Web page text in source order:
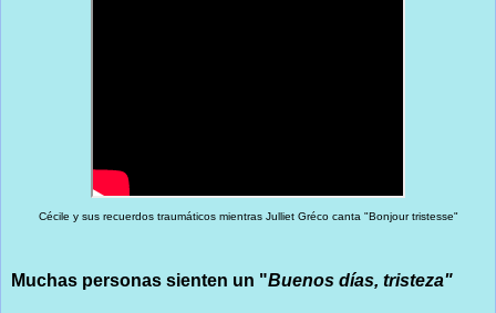
Cécile y sus recuerdos traumáticos mientras Julliet Gréco canta "Bonjour tristesse"
Muchas personas sienten un "Buenos días, tristeza"